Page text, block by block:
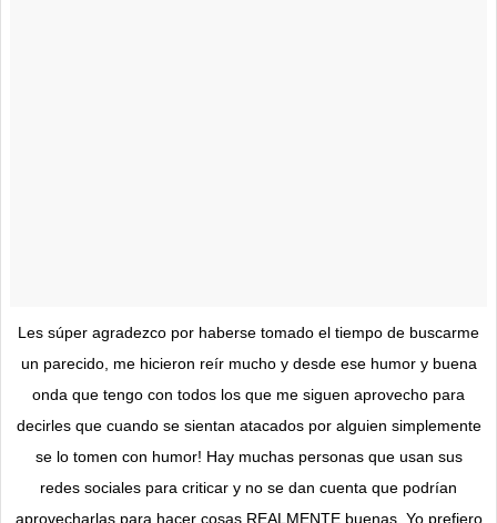
Les súper agradezco por haberse tomado el tiempo de buscarme
un parecido, me hicieron reír mucho y desde ese humor y buena
onda que tengo con todos los que me siguen aprovecho para
decirles que cuando se sientan atacados por alguien simplemente
se lo tomen con humor! Hay muchas personas que usan sus
redes sociales para criticar y no se dan cuenta que podrían
aprovecharlas para hacer cosas REALMENTE buenas. Yo prefiero